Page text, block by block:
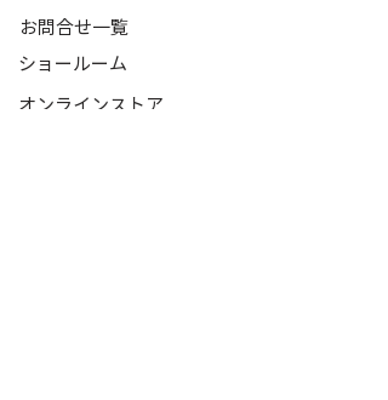
お問合せ一覧
ショールーム
オンラインストア